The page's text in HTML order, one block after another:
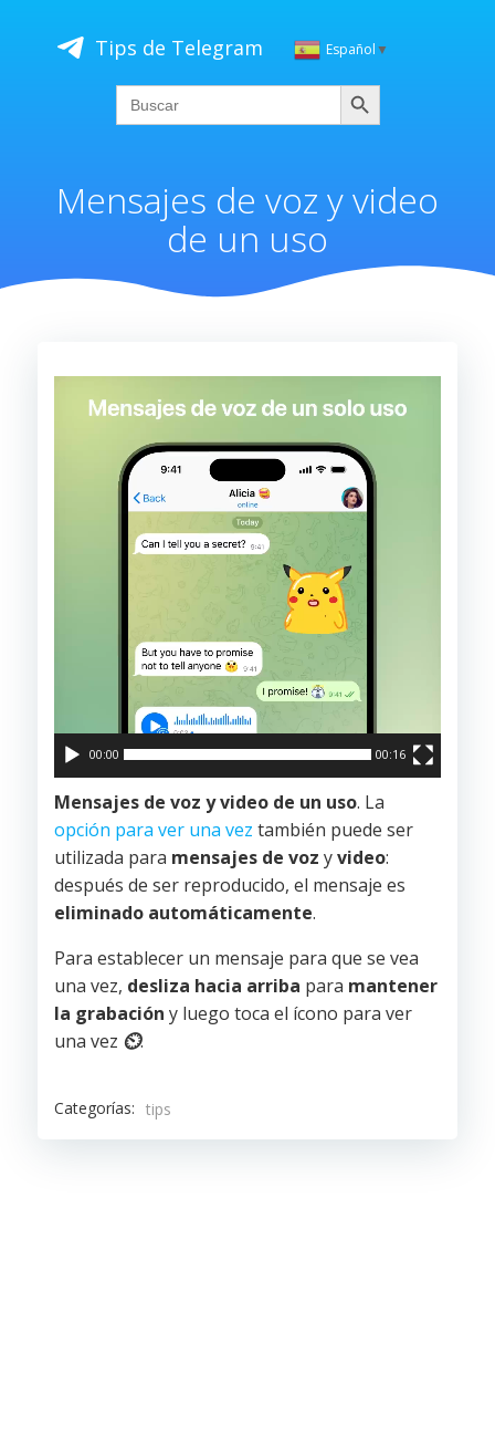
al
contenido
Tips de Telegram Español▼
Search
for:
Buscar
Mensajes de voz y video
de un uso
00:00 00:16
Mensajes de voz y video de un uso. La
opción para ver una vez también puede ser
utilizada para mensajes de voz yvideo:
después de ser reproducido, el mensaje es
eliminado automáticamente.
Para establecer un mensaje para que se vea
una vez, desliza hacia arriba para mantener
la grabación y luego toca el ícono para ver
una vez ⏲️.
Categorías: tips